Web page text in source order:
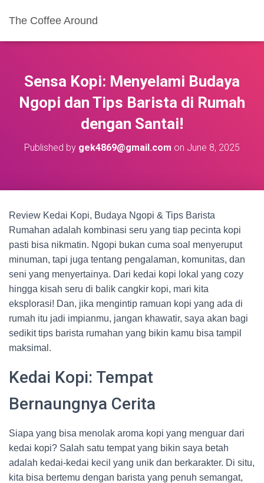
The Coffee Around
Sensa Kopi: Menyelami Budaya
Ngopi dan Tips Barista di Rumah
dengan Santai!
Published by gek4869@gmail.com on June 8, 2025
Review Kedai Kopi, Budaya Ngopi & Tips Barista
Rumahan adalah kombinasi seru yang tiap pecinta kopi
pasti bisa nikmatin. Ngopi bukan cuma soal menyeruput
minuman, tapi juga tentang pengalaman, komunitas, dan
seni yang menyertainya. Dari kedai kopi lokal yang cozy
hingga kisah seru di balik cangkir kopi, mari kita
eksplorasi! Dan, jika mengintip ramuan kopi yang ada di
rumah itu jadi impianmu, jangan khawatir, saya akan bagi
sedikit tips barista rumahan yang bikin kamu bisa tampil
maksimal.
Kedai Kopi: Tempat
Bernaungnya Cerita
Siapa yang bisa menolak aroma kopi yang menguar dari
kedai kopi? Salah satu tempat yang bikin saya betah
adalah kedai-kedai kecil yang unik dan berkarakter. Di situ,
kita bisa bertemu dengan barista yang penuh semangat,